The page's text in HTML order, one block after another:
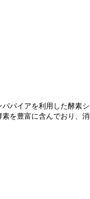
パイアを利用した酵素
を豊富に含んでおり、